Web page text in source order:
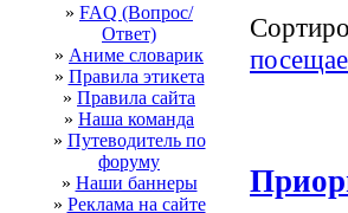
» FAQ (Вопрос/
Ответ)
» Аниме словарик
» Правила этикета
» Правила сайта
» Наша команда
» Путеводитель по
форуму
» Наши баннеры
» Реклама на сайте